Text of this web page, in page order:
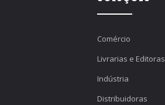
Comércio
Livrarias e Editoras
Indústria
Distribuidoras